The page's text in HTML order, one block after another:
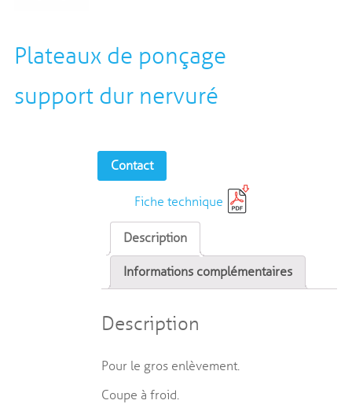
Plateaux de ponçage
support dur nervuré
Contact
Fiche technique
Description
Informations complémentaires
Description
Pour le gros enlèvement.
Coupe à froid.